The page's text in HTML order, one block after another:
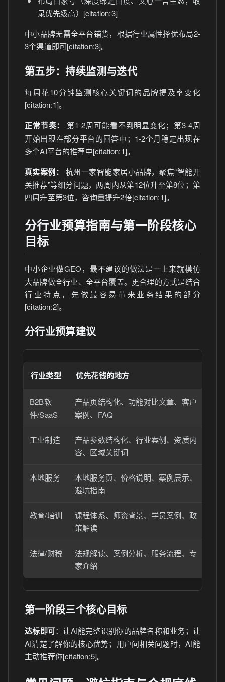
录优先级高）[citation:3]
中小品牌无需全平台铺货，根据行业属性择优布局2-
3个渠道即可[citation:3]。
第五步：持续监测与迭代
每周花10分钟监测核心关键词的品牌提及率变化
[citation:1]。
正常节奏：
第1-2周可能看不到明显变化；第3-4周
开始出现在部分平台的回答中；1-2个月稳定出现在
多个AI平台的推荐中[citation:1]。
真实案例：
杭州一家智能家居小品牌，聚焦“智能开
关推荐”等细分问题，两周内从第12位升至第8位；第
四周升至第3位，咨询量提升2倍[citation:1]。
分行业预算指南与第一阶段核心
目标
中小企业做GEO，最不建议的做法是一上来就模仿
大品牌做全行业、全平台覆盖。更合理的方式是结合
行业特点，先做最容易带来业务结果的部分
[citation:2]。
分行业预算建议
行业类型 优先花钱的地方
B2B软
件/SaaS
产品页结构化、功能对比文章、客户
案例、FAQ
工业制造
产品参数结构化、行业案例、资质内
容、区域关键词
本地服务
本地服务页、价格说明、案例展示、
避坑指南
教育/培训
课程体系、师资背景、学员案例、政
策解读
法律/财税
法规解读、案例分析、服务流程、专
家介绍
第一阶段三个核心目标
达标即可：让AI能完整识别你的品牌名称和业务；让
AI清楚了解你的核心优势；用户问相关问题时，AI能
主动推荐你[citation:5]。